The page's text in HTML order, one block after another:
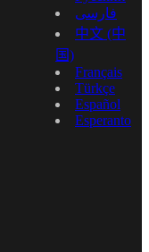
فارسی
中文 (中
国)
Français
Türkçe
Español
Esperanto